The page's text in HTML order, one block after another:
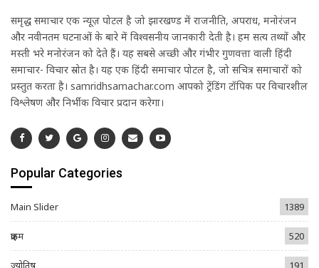
समृद्ध समाचार एक न्यूज़ पोर्टल है जो झारखण्ड में राजनीति, अपराध, मनोरंजन
और नवीनतम घटनाओं के बारे में विश्वसनीय जानकारी देती है। हम सत्य तथ्यों और
मस्ती भरे मनोरंजन को देते हैं। यह सबसे अच्छी और गंभीर गुणवत्ता वाली हिंदी
समाचार- विचार स्रोत है। यह एक हिंदी समाचार पोर्टल है, जो सचित्र समाचारों को
प्रस्तुत करता है। samridhsamachar.com आपको ट्रेंडिंग टॉपिक पर विचारशील
विश्लेषण और निर्भीक विचार प्रदान करेगा।
Popular Categories
Main Slider 1389
क्राइम 520
ज्योतिष 191